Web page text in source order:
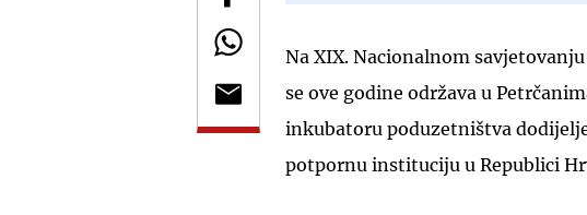
Na XIX. Nacionalnom
se ove godine održava u
inkubatoru poduzetništva
potpornu instituciju u Republici